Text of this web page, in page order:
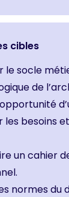
cibles
le socle
de
les besoins
un cahier
normes du